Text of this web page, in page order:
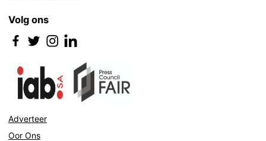
Volg ons
Adverteer
Oor Ons